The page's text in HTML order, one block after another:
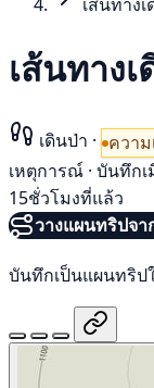
เส้นทาง
เดินป่า · ความ
เหตุการณ์ · บันทึก
15ชั่วโมงที่แล้ว
วางแผนทริปจา
บันทึกเป็นแผนทริป